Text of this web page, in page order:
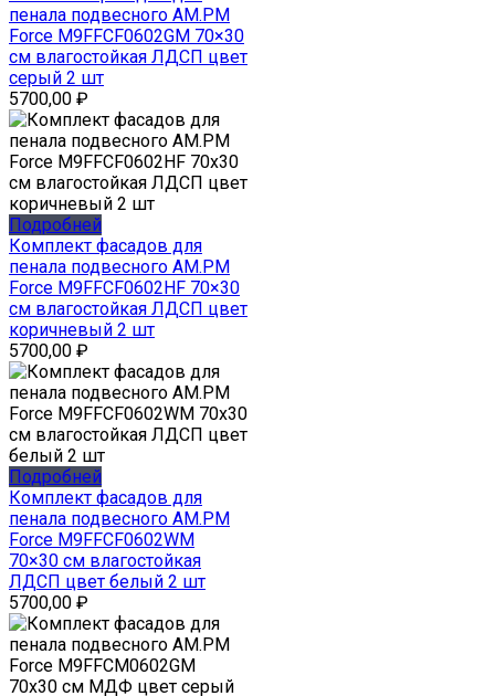
пенала подвесного AM.PM
Force M9FFCF0602GM 70×30
см влагостойкая ЛДСП цвет
серый 2 шт
5700,00 ₽
Подробней
Комплект фасадов для
пенала подвесного AM.PM
Force M9FFCF0602HF 70×30
см влагостойкая ЛДСП цвет
коричневый 2 шт
5700,00 ₽
Подробней
Комплект фасадов для
пенала подвесного AM.PM
Force M9FFCF0602WM
70×30 см влагостойкая
ЛДСП цвет белый 2 шт
5700,00 ₽